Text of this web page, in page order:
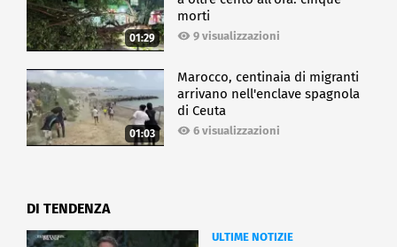
01:29
morti
9 visualizzazioni
01:03
Marocco, centinaia di migranti
arrivano nell'enclave spagnola
di Ceuta
6 visualizzazioni
DI TENDENZA
ULTIME NOTIZIE